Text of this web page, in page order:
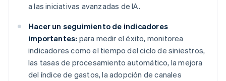
a las iniciativas avanzadas de IA.
Hacer un seguimiento de indicadores
importantes: para medir el éxito, monitorea
indicadores como el tiempo del ciclo de siniestros,
las tasas de procesamiento automático, la mejora
del índice de gastos, la adopción de canales